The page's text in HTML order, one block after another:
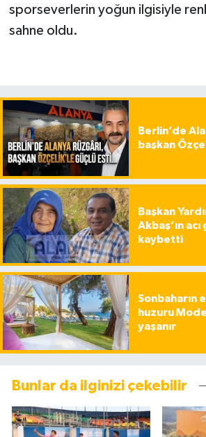
sporseverlerin yoğun ilgisiyle
sahne oldu.
Berlin’de
başkan
Başkan
Akbaş’ın
kaybetti
Sonbaharın
huzuru
yaşanır
Bunlar da ilginizi çekebilir